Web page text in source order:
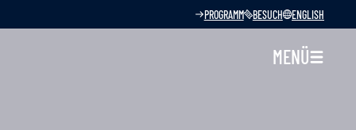
PROGRAMM BESUCH ENGLISH
MENÜ